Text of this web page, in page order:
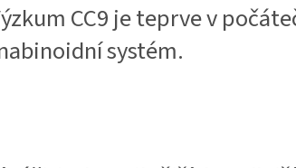
CC9 je teprve v
systém.